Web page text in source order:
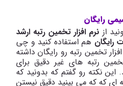
رایگان
از نرم افزار تخمین رتبه ارشد
هم استفاده کنید و چی
تخمین رتبه رو رایگان داشته
رتبه های غیر دقیق برای
این نکته رو گفتم که بدونید که
ای که که می بینید دقیق نیستن